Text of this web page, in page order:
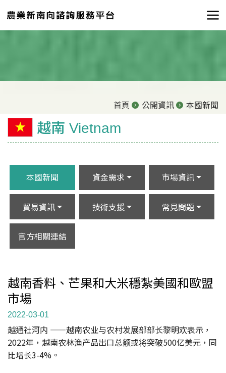
首頁 公開資訊 本國新聞
越南 Vietnam
本國新聞 資金需求 市場資訊
貿易資訊 技術支援 常見問題
官方相關連結
越南香料、芒果和大米穩紮美國和歐盟
市場
2022-03-01
越通社河内 ——越南农业与农村发展部部长黎明欢表示，
2022年，越南农林渔产品出口总额或将突破500亿美元，同
比增长3-4%。